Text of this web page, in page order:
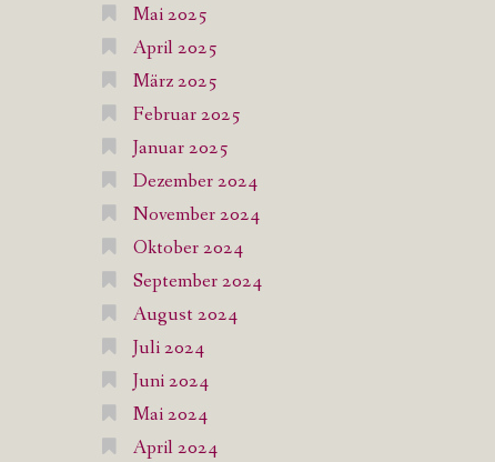
Mai 2025
April 2025
März 2025
Februar 2025
Januar 2025
Dezember 2024
November 2024
Oktober 2024
September 2024
August 2024
Juli 2024
Juni 2024
Mai 2024
April 2024